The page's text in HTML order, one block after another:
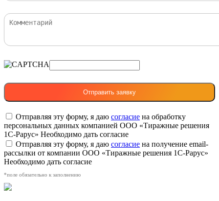
Отправляя эту форму, я даю согласие на обработку
персональных данных компанией ООО «Тиражные решения
1С-Рарус» Необходимо дать согласие
Отправляя эту форму, я даю согласие на получение email-
рассылки от компании ООО «Тиражные решения 1С-Рарус»
Необходимо дать согласие
*поле обязательно к заполнению